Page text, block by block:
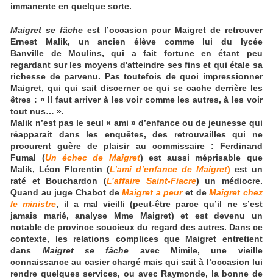
immanente en quelque sorte.
Maigret se fâche est l’occasion pour Maigret de retrouver
Ernest Malik, un ancien élève comme lui du lycée
Banville de Moulins, qui a fait fortune en étant peu
regardant sur les moyens d'atteindre ses fins et qui étale sa
richesse de parvenu. Pas toutefois de quoi impressionner
Maigret, qui qui sait discerner ce qui se cache derrière les
êtres : « Il faut arriver à les voir comme les autres, à les voir
tout nus… ».
Malik n’est pas le seul « ami » d’enfance ou de jeunesse qui
réapparait dans les enquêtes, des retrouvailles qui ne
procurent guère de plaisir au commissaire : Ferdinand
Fumal (Un échec de Maigret) est aussi méprisable que
Malik, Léon Florentin (L’ami d’enfance de Maigret) est un
raté et Bouchardon (L’affaire Saint-Fiacre) un médiocre.
Quand au juge Chabot deMaigret a peuret deMaigret chez
le ministre, il a mal vieilli (peut-être parce qu’il ne s’est
jamais marié, analyse Mme Maigret) et est devenu un
notable de province soucieux du regard des autres. Dans ce
contexte, les relations complices que Maigret entretient
dans Maigret se fâche avec Mimile, une vieille
connaissance au casier chargé mais qui sait à l’occasion lui
rendre quelques services, ou avec Raymonde, la bonne de